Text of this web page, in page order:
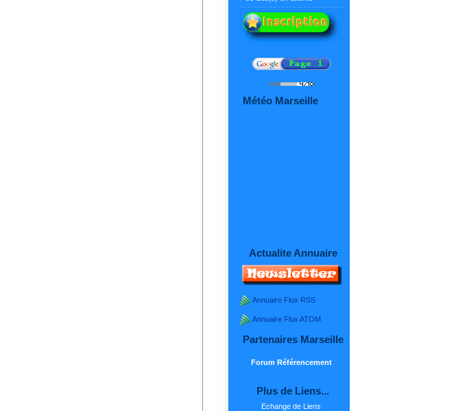
Météo Marseille
Actualite Annuaire
Annuaire Flux RSS
Annuaire Flux ATOM
Partenaires Marseille
Forum Référencement
Plus de Liens...
Echange de Liens